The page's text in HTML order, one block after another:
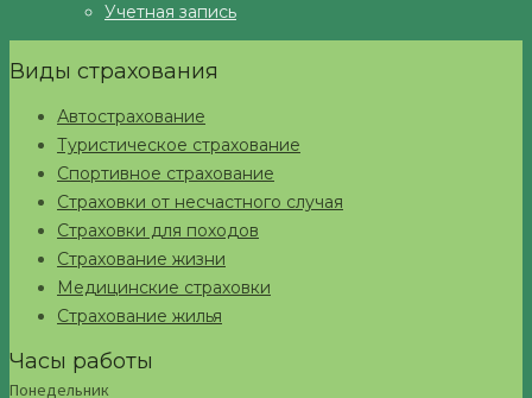
Учетная запись
Виды страхования
Автострахование
Туристическое страхование
Спортивное страхование
Страховки от несчастного случая
Страховки для походов
Страхование жизни
Медицинские страховки
Страхование жилья
Часы работы
Понедельник